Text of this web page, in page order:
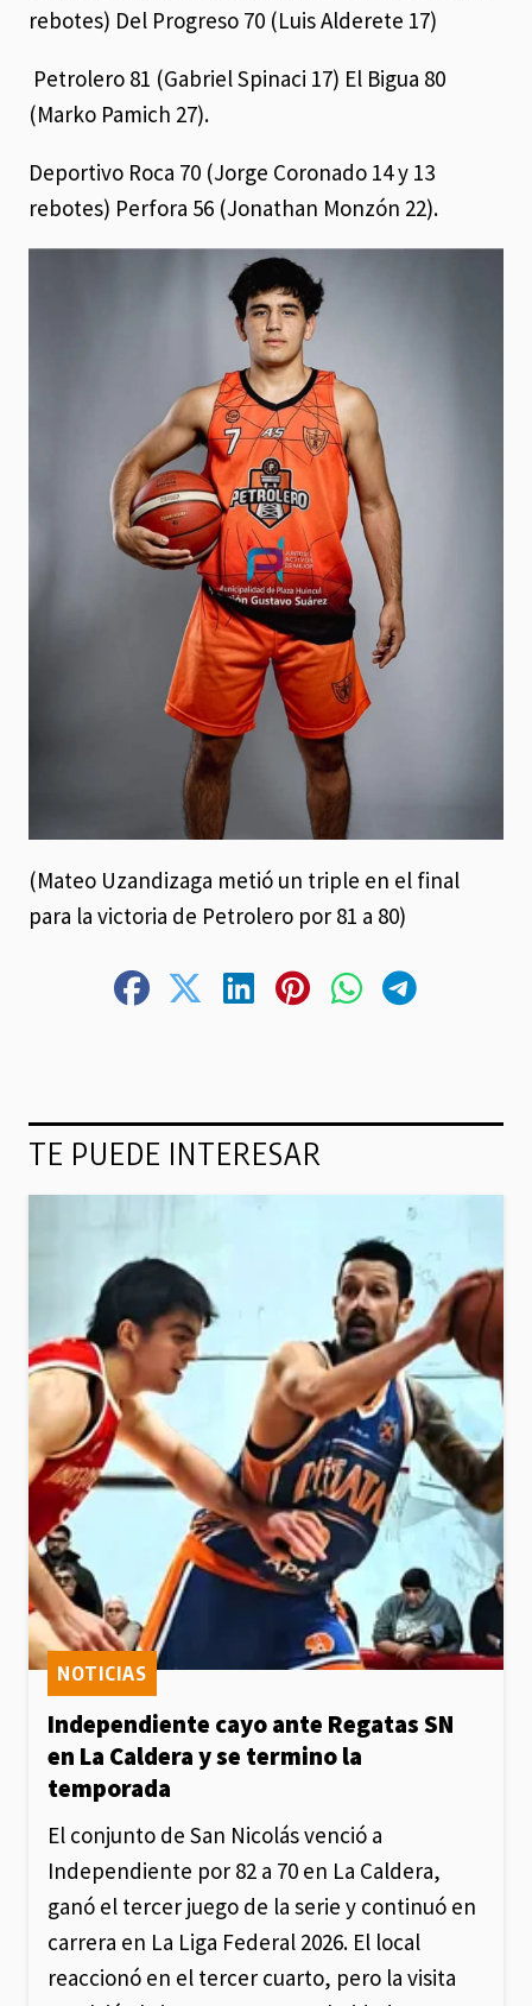
rebotes) Del Progreso 70 (Luis Alderete 17)
Petrolero 81 (Gabriel Spinaci 17) El Bigua 80
(Marko Pamich 27).
Deportivo Roca 70 (Jorge Coronado 14 y 13
rebotes) Perfora 56 (Jonathan Monzón 22).
(Mateo Uzandizaga metió un triple en el final
para la victoria de Petrolero por 81 a 80)
TE PUEDE INTERESAR
Independiente cayo ante Regatas SN
en La Caldera y se termino la
temporada
NOTICIAS
El conjunto de San Nicolás venció a
Independiente por 82 a 70 en La Caldera,
ganó el tercer juego de la serie y continuó en
carrera en La Liga Federal 2026. El local
reaccionó en el tercer cuarto, pero la visita